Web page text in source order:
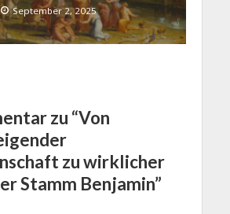
September 2, 2025
zu “Von
zu wirklicher
Stamm Benjamin”